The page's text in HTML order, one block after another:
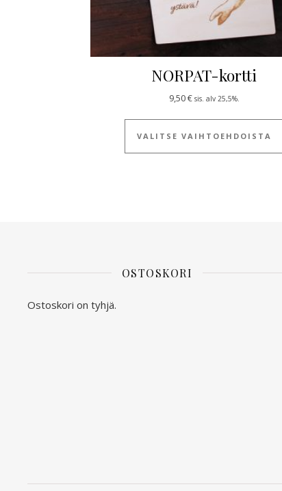
NORPAT-kortti
9,50€ sis. alv 25,5%.
VALITSE VAIHTOEHDOISTA
OSTOSKORI
Ostoskori on tyhjä.